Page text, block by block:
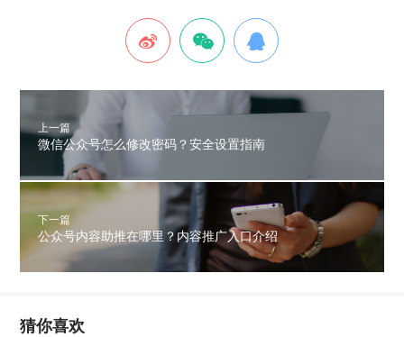
上一篇
微信公众号怎么修改密码？安全设置指南
下一篇
公众号内容助推在哪里？内容推广入口介绍
猜你喜欢